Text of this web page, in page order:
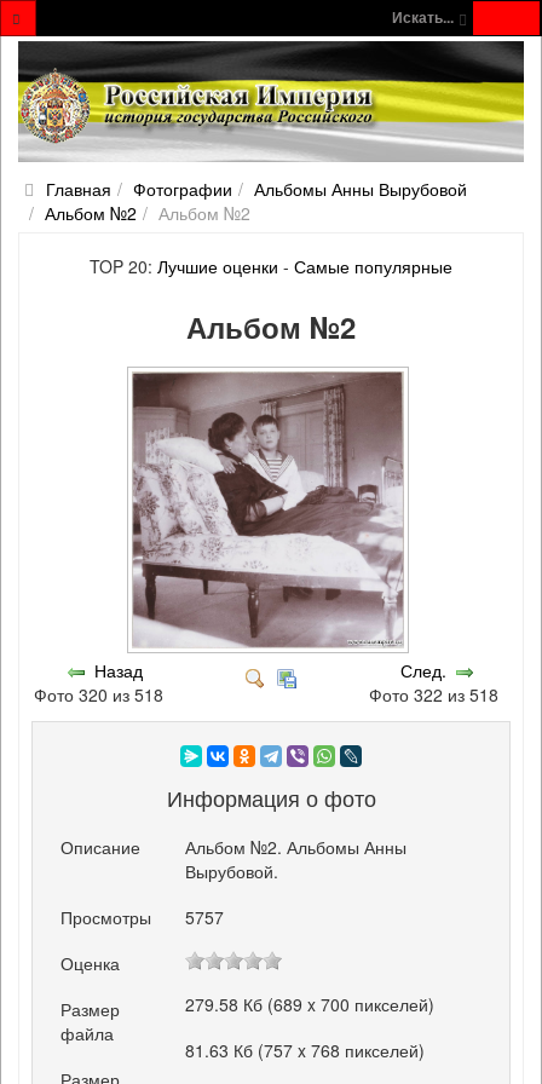
Искать...
Главная Фотографии
Альбомы Анны Вырубовой
Альбом №2
Альбом №2
TOP 20: Лучшие оценки - Самые популярные
Альбом №2
Назад
Фото 320 из 518
След.
Фото 322 из 518
Информация о фото
Описание
Альбом №2. Альбомы Анны
Вырубовой.
Просмотры
5757
Оценка
Размер
файла
279.58 Кб (689 x 700 пикселей)
81.63 Кб (757 x 768 пикселей)